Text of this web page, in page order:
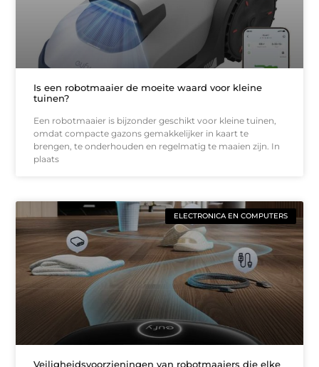
Is een robotmaaier de moeite waard voor kleine
tuinen?
Een robotmaaier is bijzonder geschikt voor kleine tuinen,
omdat compacte gazons gemakkelijker in kaart te
brengen, te onderhouden en regelmatig te maaien zijn. In
plaats
ELECTRONICA EN COMPUTERS
Veiligheidsvoorzieningen van robotmaaiers die elke